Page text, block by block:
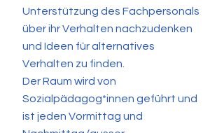
Unterstützung des Fachpersonals
über ihr Verhalten nachzudenken
und Ideen für alternatives
Verhalten zu finden.
Der Raum wird von
Sozialpädagog*innen geführt und
ist jeden Vormittag und